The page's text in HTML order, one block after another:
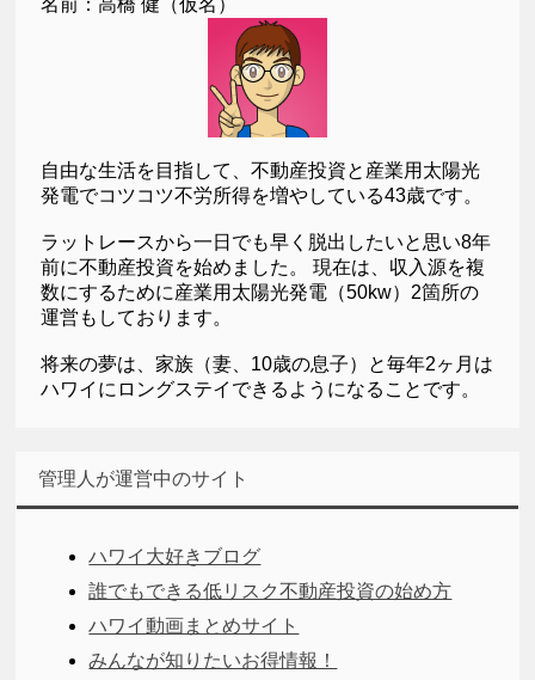
名前：高橋 健（仮名）
自由な生活を目指して、不動産投資と産業用太陽光
発電でコツコツ不労所得を増やしている43歳です。
ラットレースから一日でも早く脱出したいと思い8年
前に不動産投資を始めました。 現在は、収入源を複
数にするために産業用太陽光発電（50kw）2箇所の
運営もしております。
将来の夢は、家族（妻、10歳の息子）と毎年2ヶ月は
ハワイにロングステイできるようになることです。
管理人が運営中のサイト
ハワイ大好きブログ
誰でもできる低リスク不動産投資の始め方
ハワイ動画まとめサイト
みんなが知りたいお得情報！